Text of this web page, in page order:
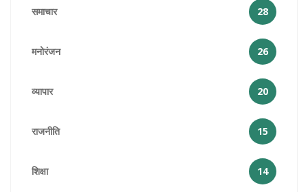
समाचार 28
मनोरंजन 26
व्यापार 20
राजनीति 15
शिक्षा 14